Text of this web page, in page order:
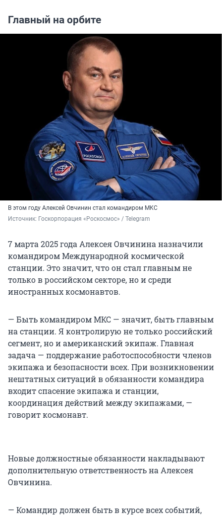
Главный на орбите
В этом году Алексей Овчинин стал командиром МКС
Источник: Госкорпорация «Роскосмос» / Telegram
7 марта 2025 года Алексея Овчинина назначили
командиром Международной космической
станции. Это значит, что он стал главным не
только в российском секторе, но и среди
иностранных космонавтов.
— Быть командиром МКС — значит, быть главным
на станции. Я контролирую не только российский
сегмент, но и американский экипаж. Главная
задача — поддержание работоспособности членов
экипажа и безопасности всех. При возникновении
нештатных ситуаций в обязанности командира
входит спасение экипажа и станции,
координация действий между экипажами, —
говорит космонавт.
Новые должностные обязанности накладывают
дополнительную ответственность на Алексея
Овчинина.
— Командир должен быть в курсе всех событий,